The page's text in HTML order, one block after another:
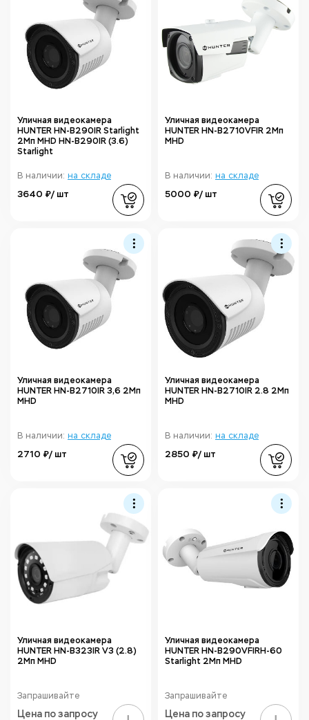
Уличная видеокамера
HUNTER HN-B290IR Starlight
2Мп MHD HN-B290IR (3.6)
Starlight
В наличии: на складе
3640 ₽/ шт
Уличная видеокамера
HUNTER HN-B2710VFIR 2Мп
MHD
В наличии: на складе
5000 ₽/ шт
Уличная видеокамера
HUNTER HN-B2710IR 3,6 2Мп
MHD
В наличии: на складе
2710 ₽/ шт
Уличная видеокамера
HUNTER HN-B2710IR 2.8 2Мп
MHD
В наличии: на складе
2850 ₽/ шт
Уличная видеокамера
HUNTER HN-B323IR V3 (2.8)
2Мп MHD
Запрашивайте
Цена по запросу
Уличная видеокамера
HUNTER HN-B290VFIRH-60
Starlight 2Мп MHD
Запрашивайте
Цена по запросу